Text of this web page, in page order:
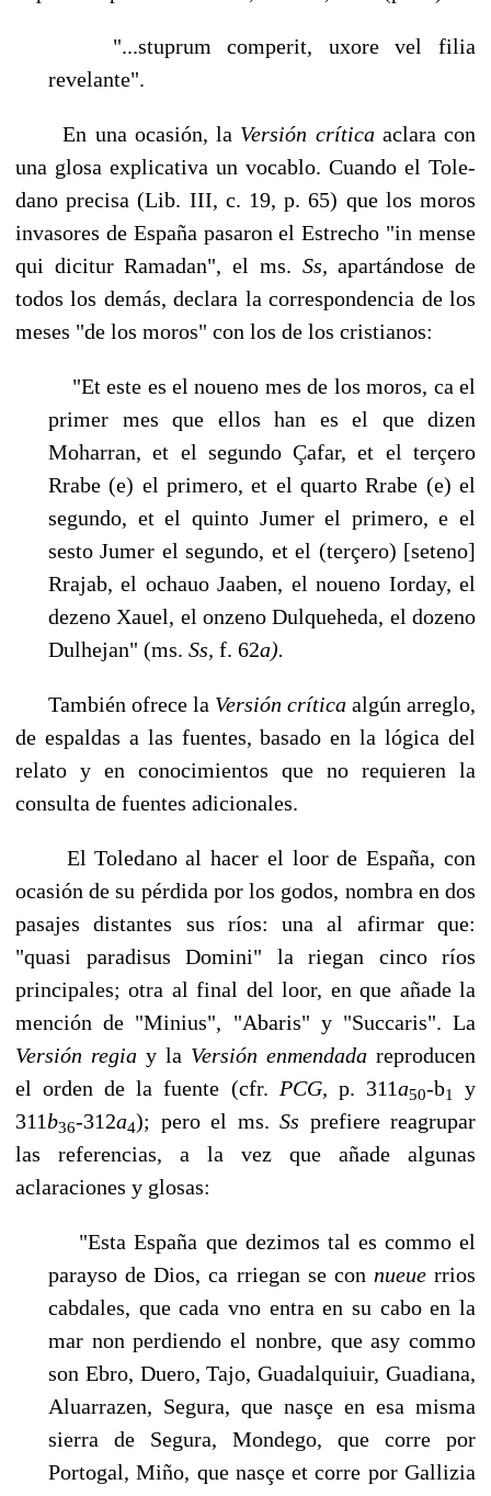
"...stuprum comperit, uxore vel filia
revelante".
En una ocasión, la Versión crítica aclara con
una glosa explicativa un vocablo. Cuando el Tole­
dano precisa (Lib. III, c. 19, p. 65) que los moros
invasores de España pasaron el Estrecho "in mense
qui dicitur Ramadan", el ms. Ss,apartándose de
todos los demás, declara la correspondencia de los
meses "de los moros" con los de los cristianos:
"Et este es el noueno mes de los moros, ca el
primer mes que ellos han es el que dizen
Moharran, et el segundo Çafar, et el terçero
Rrabe (e) el primero, et el quarto Rrabe (e) el
segundo, et el quinto Jumer el primero, e el
sesto Jumer el segundo, et el (terçero) [se­teno]
Rrajab, el ochauo Jaaben, el noueno Iorday, el
dezeno Xauel, el onzeno Dulqueheda, el dozeno
Dulhejan" (ms. Ss, f. 62a).
También ofrece la Versión crítica algún arreglo,
de espaldas a las fuentes, basado en la lógica del
relato y en conocimientos que no requieren la
consulta de fuentes adicionales.
El Toledano al hacer el loor de España, con
ocasión de su pérdida por los godos, nombra en dos
pasajes distantes sus ríos: una al afirmar que:
"quasi paradisus Domini" la riegan cinco ríos
principales; otra al final del loor, en que añade la
mención de "Mi­nius", "Abaris" y "Succaris". La
Versión regia y la Versión enmendada reproducen
el orden de la fuente (cfr. PCG, p. 311a50-b1
y
311b36-312a4); pero el ms. Ss prefiere reagrupar
las referencias, a la vez que añade algunas
aclaraciones y glosas:
"Esta España que dezimos tal es commo el
parayso de Dios, ca rriegan se con nueue rrios
cabdales, que cada vno entra en su cabo en la
mar non per­diendo el nonbre, que asy commo
son Ebro, Duero, Tajo, Guadalquiuir, Gua­diana,
Aluarrazen, Segura, que nasçe en esa misma
sierra de Segura, Mondego, que corre por
Portogal, Miño, que nasçe et corre por Gallizia